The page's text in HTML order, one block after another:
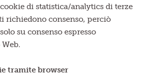
di statistica/analytics di terze
richiedono consenso, perciò
su consenso espresso
tramite browser